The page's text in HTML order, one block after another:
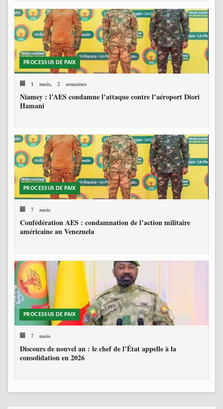
PROCESSUS DE PAIX
1 mois, 2 semaines
Niamey : l’AES condamne l’attaque contre l’aéroport Diori
Hamani
PROCESSUS DE PAIX
7 mois
Confédération AES : condamnation de l’action militaire
américaine au Venezuela
PROCESSUS DE PAIX
7 mois
Discours de nouvel an : le chef de l’État appelle à la
consolidation en 2026